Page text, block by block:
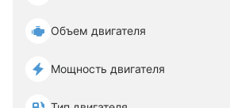
Объем двигателя
Мощность двигателя